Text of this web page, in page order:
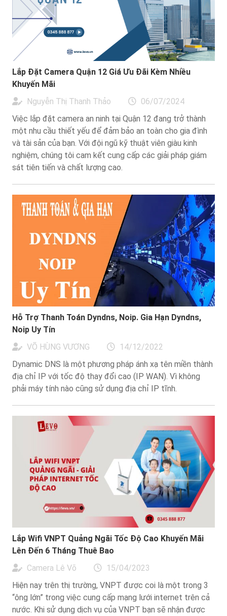
Lắp Đặt Camera Quận 12 Giá Ưu Đãi Kèm Nhiều
Khuyến Mãi
Nguyễn Thị Thanh Thảo
06/07/2024
Việc lắp đặt camera an ninh tại Quận 12 đang trở thành
một nhu cầu thiết yếu để đảm bảo an toàn cho gia đình
và tài sản của bạn. Với đội ngũ kỹ thuật viên giàu kinh
nghiệm, chúng tôi cam kết cung cấp các giải pháp giám
sát tiên tiến và chất lượng cao.
Hỗ Trợ Thanh Toán Dyndns, Noip. Gia Hạn Dyndns,
Noip Uy Tín
VÕ HÙNG VƯƠNG
14/12/2022
Dynamic DNS là một phương pháp ánh xạ tên miền thành
địa chỉ IP với tốc độ thay đổi cao (IP WAN). Vì không
phải máy tính nào cũng sử dụng địa chỉ IP tĩnh.
Lắp Wifi VNPT Quảng Ngãi Tốc Độ Cao Khuyến Mãi
Lên Đến 6 Tháng Thuê Bao
Camera Lê Võ
15/04/2023
Hiện nay trên thị trường, VNPT được coi là một trong 3
“ông lớn” trong việc cung cấp mạng lưới internet trên cả
nước. Khi sử dụng dịch vụ của VNPT bạn sẽ nhận được